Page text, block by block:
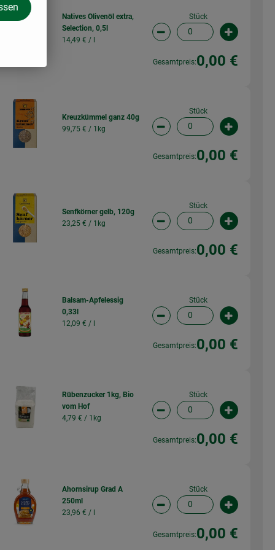
Natives Olivenöl extra,
Selection, 0,5l
14,49 € /
Stück
Artikelanzahl verringern
Gesamtpreis:0,00 €
ändern
Kreuzkümmel ganz 40g
99,75 € / 1kg
Stück
Artikelanzahl verringern
Gesamtpreis:0,00 €
ändern
Senfkörner gelb, 120g
23,25 € / 1kg
Stück
Artikelanzahl verringern
Gesamtpreis:0,00 €
ändern
Balsam-Apfelessig
0,33l
12,09 € /
Stück
Artikelanzahl verringern
Gesamtpreis:0,00 €
ändern
Rübenzucker 1kg, Bio
vom Hof
4,79 € / 1kg
Stück
Artikelanzahl verringern
Gesamtpreis:0,00 €
ändern
Ahornsirup Grad A
250ml
23,96 € /
Stück
Artikelanzahl verringern
Gesamtpreis:0,00 €